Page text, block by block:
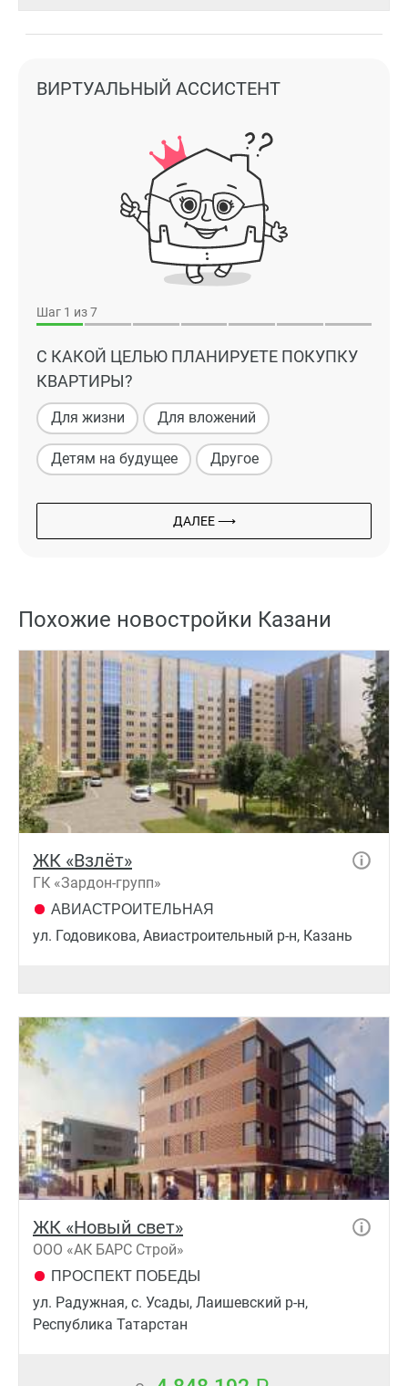
Шаг 1 из 7
С КАКОЙ ЦЕЛЬЮ ПЛАНИРУЕТЕ ПОКУПКУ
КВАРТИРЫ?
Для жизни Для вложений
Детям на будущее Другое
ДАЛЕЕ ⟶
ВИРТУАЛЬНЫЙ АССИСТЕНТ
Похожие новостройки Казани
ЖК «Взлёт»
ГК «Зардон-групп»
АВИАСТРОИТЕЛЬНАЯ
ул. Годовикова, Авиастроительный р-н, Казань
ЖК «Новый свет»
ООО «АК БАРС Строй»
ПРОСПЕКТ ПОБЕДЫ
ул. Радужная, с. Усады, Лаишевский р-н,
Республика Татарстан